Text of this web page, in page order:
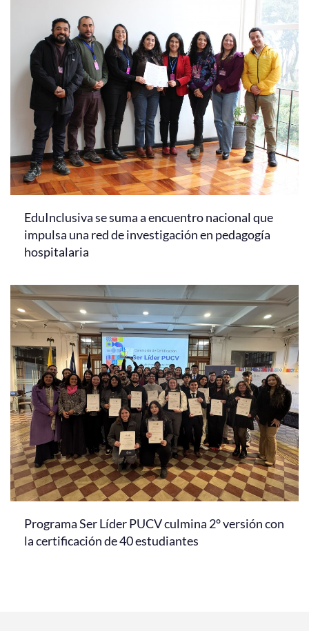
EduInclusiva se suma a encuentro nacional que
impulsa una red de investigación en pedagogía
hospitalaria
Programa Ser Líder PUCV culmina 2° versión con
la certificación de 40 estudiantes